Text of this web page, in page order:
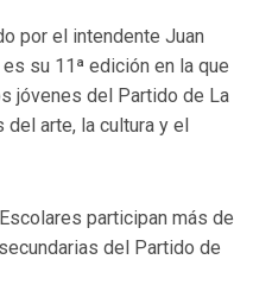
por el intendente Juan
su 11ª edición en la que
jóvenes del Partido de La
arte, la cultura y el
participan más de
del Partido de